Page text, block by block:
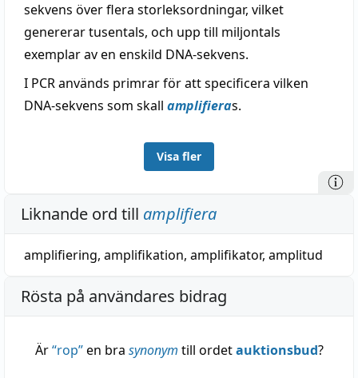
sekvens över flera storleksordningar, vilket
genererar tusentals, och upp till miljontals
exemplar av en enskild DNA-sekvens.
I PCR används primrar för att specificera vilken
DNA-sekvens som skall amplifieras.
Visa fler
Liknande ord till amplifiera
amplifiering, amplifikation, amplifikator, amplitud
Rösta på användares bidrag
Är“rop”en bra synonym till ordetauktionsbud?